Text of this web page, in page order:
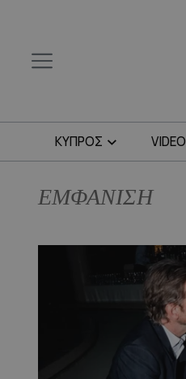
ΚΥΠΡΟΣ VIDEO
ΕΜΦΑΝΙΣΗ